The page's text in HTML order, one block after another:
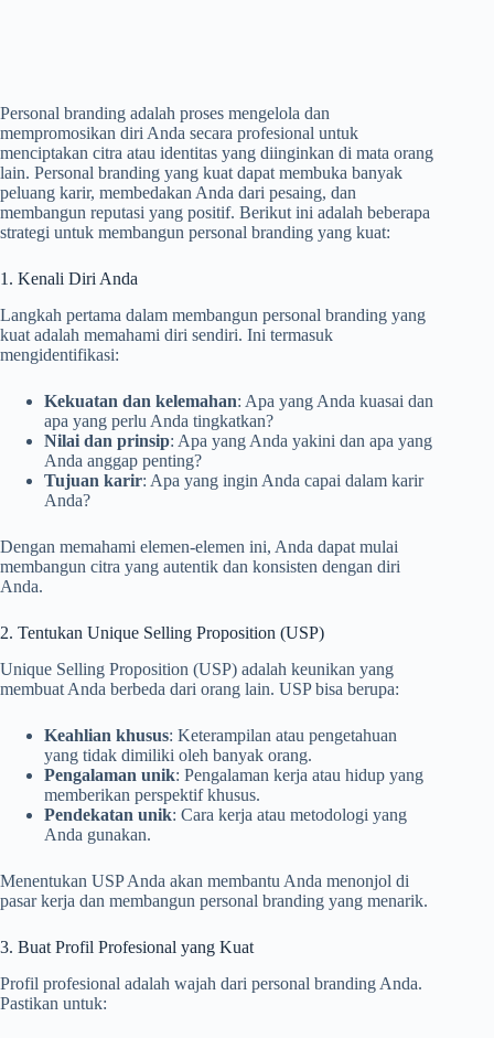
Personal branding adalah proses mengelola dan
mempromosikan diri Anda secara profesional untuk
menciptakan citra atau identitas yang diinginkan di mata orang
lain. Personal branding yang kuat dapat membuka banyak
peluang karir, membedakan Anda dari pesaing, dan
membangun reputasi yang positif. Berikut ini adalah beberapa
strategi untuk membangun personal branding yang kuat:
1. Kenali Diri Anda
Langkah pertama dalam membangun personal branding yang
kuat adalah memahami diri sendiri. Ini termasuk
mengidentifikasi:
Kekuatan dan kelemahan: Apa yang Anda kuasai dan
apa yang perlu Anda tingkatkan?
Nilai dan prinsip: Apa yang Anda yakini dan apa yang
Anda anggap penting?
Tujuan karir: Apa yang ingin Anda capai dalam karir
Anda?
Dengan memahami elemen-elemen ini, Anda dapat mulai
membangun citra yang autentik dan konsisten dengan diri
Anda.
2. Tentukan Unique Selling Proposition (USP)
Unique Selling Proposition (USP) adalah keunikan yang
membuat Anda berbeda dari orang lain. USP bisa berupa:
Keahlian khusus: Keterampilan atau pengetahuan
yang tidak dimiliki oleh banyak orang.
Pengalaman unik: Pengalaman kerja atau hidup yang
memberikan perspektif khusus.
Pendekatan unik: Cara kerja atau metodologi yang
Anda gunakan.
Menentukan USP Anda akan membantu Anda menonjol di
pasar kerja dan membangun personal branding yang menarik.
3. Buat Profil Profesional yang Kuat
Profil profesional adalah wajah dari personal branding Anda.
Pastikan untuk: